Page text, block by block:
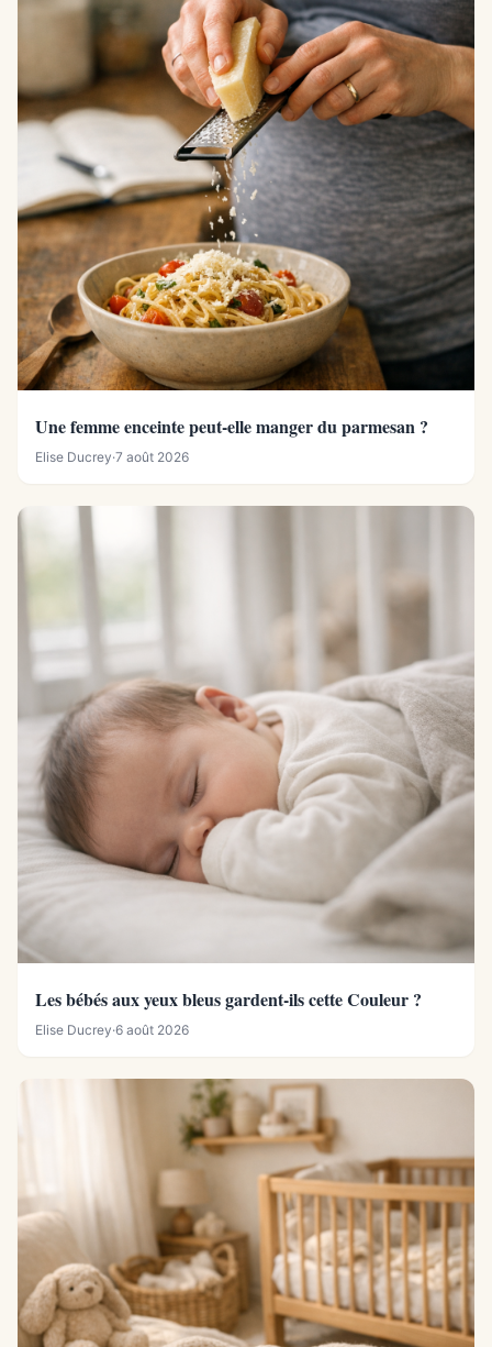
Une femme enceinte peut-elle manger du parmesan ?
Elise Ducrey·7 août 2026
Les bébés aux yeux bleus gardent-ils cette Couleur ?
Elise Ducrey·6 août 2026